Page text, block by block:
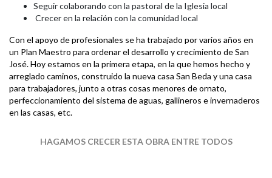
Seguir colaborando con la pastoral de la Iglesia local
Crecer en la relación con la comunidad local
Con el apoyo de profesionales se ha trabajado por varios años en
un Plan Maestro para ordenar el desarrollo y crecimiento de San
José. Hoy estamos en la primera etapa, en la que hemos hecho y
arreglado caminos, construido la nueva casa San Beda y una casa
para trabajadores, junto a otras cosas menores de ornato,
perfeccionamiento del sistema de aguas, gallineros e invernaderos
en las casas, etc.
HAGAMOS CRECER ESTA OBRA ENTRE TODOS